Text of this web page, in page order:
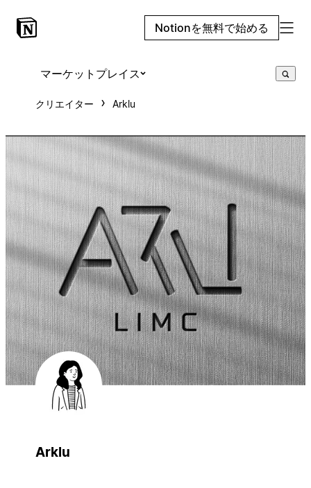
Notionを無料で始める
マーケットプレイス
クリエイター Arklu
Arklu